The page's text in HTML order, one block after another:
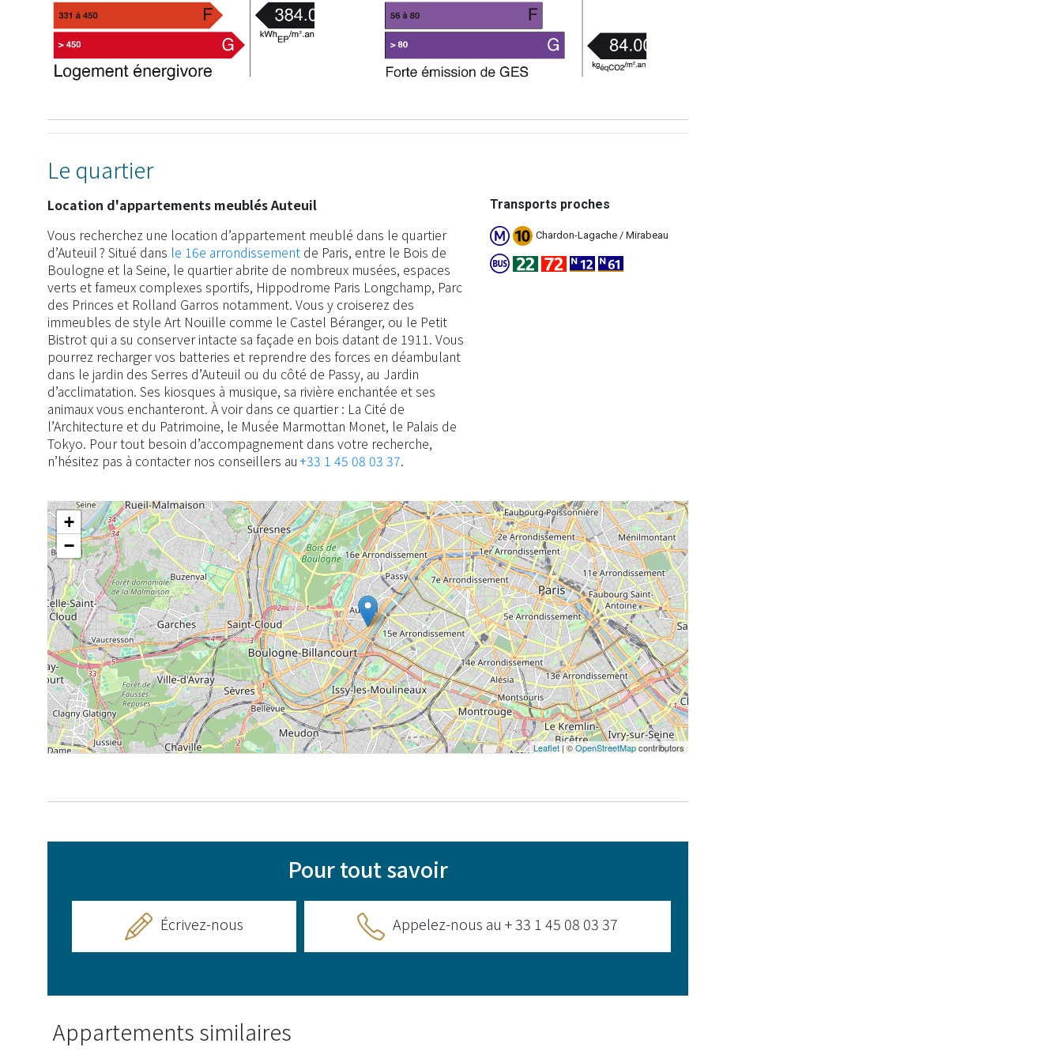
Le quartier
Location d'appartements meublés Auteuil
Vous recherchez une location d’appartement meublé dans le quartier
d’Auteuil ? Situé dans le 16e arrondissement de Paris, entre le Bois de
Boulogne et la Seine, le quartier abrite de nombreux musées, espaces
verts et fameux complexes sportifs, Hippodrome Paris Longchamp, Parc
des Princes et Rolland Garros notamment. Vous y croiserez des
immeubles de style Art Nouille comme le Castel Béranger, ou le Petit
Bistrot qui a su conserver intacte sa façade en bois datant de 1911. Vous
pourrez recharger vos batteries et reprendre des forces en déambulant
dans le jardin des Serres d’Auteuil ou du côté de Passy, au Jardin
d’acclimatation. Ses kiosques à musique, sa rivière enchantée et ses
animaux vous enchanteront. À voir dans ce quartier : La Cité de
l’Architecture et du Patrimoine, le Musée Marmottan Monet, le Palais de
Tokyo. Pour tout besoin d’accompagnement dans votre recherche,
n’hésitez pas à contacter nos conseillers au+33 1 45 08 03 37.
Transports proches
Chardon-Lagache / Mirabeau
+
−
Leaflet| ©OpenStreetMapcontributors
Pour tout savoir
Écrivez-nous Appelez-nous au + 33 1 45 08 03 37
Appartements similaires